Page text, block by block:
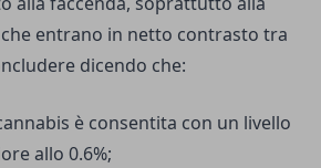
entrano in netto contrasto tra
dicendo che:
è consentita con un livello
allo 0.6%;